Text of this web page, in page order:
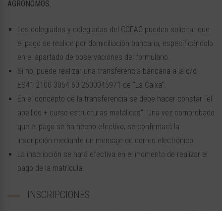
AGRÓNOMOS.
Los colegiados y colegiadas del COEAC pueden solicitar que
el pago se realice por domiciliación bancaria, especificándolo
en el apartado de observaciones del formulario.
Si no, puede realizar una transferencia bancaria a la c/c
ES41 2100 3054 60 2500045971 de “La Caixa”.
En el concepto de la transferencia se debe hacer constar “el
apellido + curso estructuras metálicas”. Una vez comprobado
que el pago se ha hecho efectivo, se confirmará la
inscripción mediante un mensaje de correo electrónico.
La inscripción se hará efectiva en el momento de realizar el
pago de la matrícula.
INSCRIPCIONES